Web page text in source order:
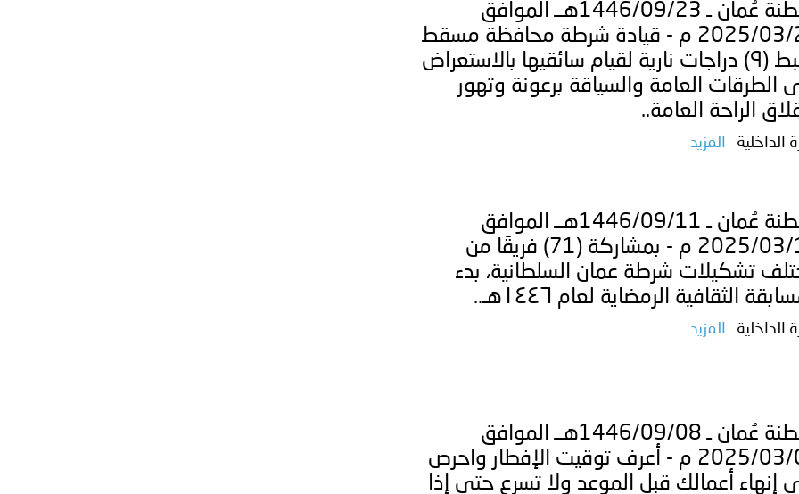
سلطنة عُمان ـ 1446/09/23هــ الموافق
2025/03/23 م - قيادة شرطة محافظة مسقط
تضبط (٩) دراجات نارية لقيام سائقيها بالاستعراض
الطرقات العامة والسياقة برعونة وتهور
الراحة العامة..
الداخلية المزيد
سلطنة عُمان ـ 1446/09/11هــ الموافق
2025/03/11 م - بمشاركة (71) فريقًا من
تشكيلات شرطة عمان السلطانية، بدء
الثقافية الرمضاية لعام ١٤٤٦هـ..
الداخلية المزيد
سلطنة عُمان ـ 1446/09/08هــ الموافق
2025/03/08 م - أعرف توقيت الإفطار واحرص
إنهاء أعمالك قبل الموعد ولا تسرع حتى إذا